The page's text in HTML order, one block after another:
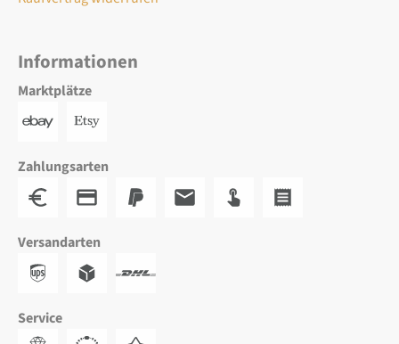
Informationen
Marktplätze
Zahlungsarten
Versandarten
Service